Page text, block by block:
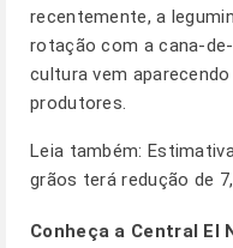
recentemente, a
rotação com a cana-
cultura vem
produtores.
Leia também:
grãos terá redução de
Conheça a Central